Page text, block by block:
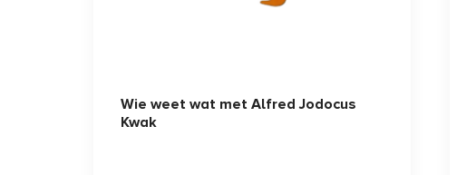
Wie weet wat met Alfred Jodocus
Kwak